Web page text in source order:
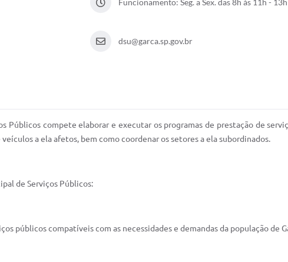
Funcionamento: Seg. a Sex. das 8h às 11h -
dsu@garca.sp.gov.br
Públicos compete elaborar e executar os programas de prestação de
a ela afetos, bem como coordenar os setores a ela subordinados.
de Serviços Públicos:
públicos compatíveis com as necessidades e demandas da população de